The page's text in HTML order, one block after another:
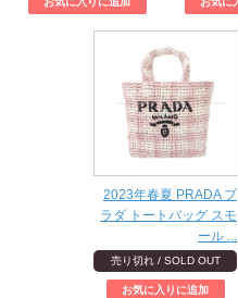
2023年春夏 PRADA プ
ラダ トートバッグ スモ
ール ...
売り切れ / SOLD OUT